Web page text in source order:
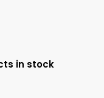
in stock